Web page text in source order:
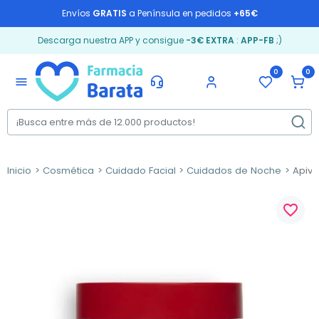
Envíos GRATIS a Península en pedidos +65€
Descarga nuestra APP y consigue -3€ EXTRA: APP-FB ;)
menu
0 0
Inicio Cosmética Cuidado Facial Cuidados de Noche
favorite_border